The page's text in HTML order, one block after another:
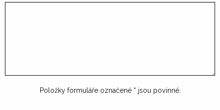
Položky formuláře označené * jsou povinné.